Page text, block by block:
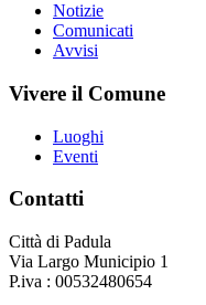
Notizie
Comunicati
Avvisi
Vivere il Comune
Luoghi
Eventi
Contatti
Città di Padula
Via Largo Municipio 1
P.iva : 00532480654